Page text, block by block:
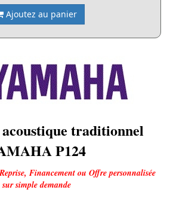
Ajoutez au panier
traditionnel
P124
Financement ou Offre personnalisée
sur simple demande